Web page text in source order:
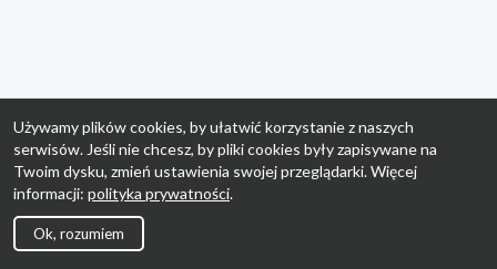
Używamy plików cookies, by ułatwić korzystanie z naszych
serwisów. Jeśli nie chcesz, by pliki cookies były zapisywane na
Twoim dysku, zmień ustawienia swojej przeglądarki. Więcej
informacji: polityka prywatności.
Ok, rozumiem